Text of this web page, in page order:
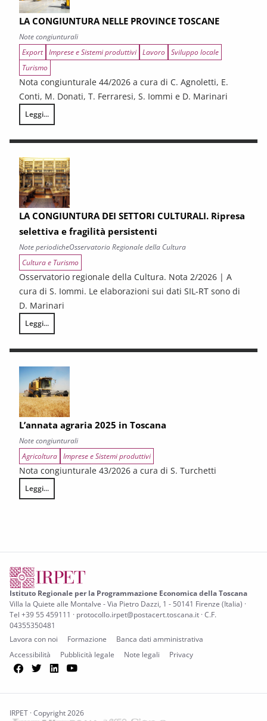
LA CONGIUNTURA NELLE PROVINCE TOSCANE
Note congiunturali
Export Imprese e Sistemi produttivi Lavoro Sviluppo locale
Turismo
Nota congiunturale 44/2026 a cura di C. Agnoletti, E.
Conti, M. Donati, T. Ferraresi, S. Iommi e D. Marinari
Leggi...
LA CONGIUNTURA NELLE PROVINCE TOSCANE
LA CONGIUNTURA DEI SETTORI CULTURALI. Ripresa
selettiva e fragilità persistenti
Note periodicheOsservatorio Regionale della Cultura
Cultura e Turismo
Osservatorio regionale della Cultura. Nota 2/2026 | A
cura di S. Iommi. Le elaborazioni sui dati SIL-RT sono di
D. Marinari
Leggi...
LA CONGIUNTURA DEI SETTORI CULTURALI. Ripresa selettiva e
L’annata agraria 2025 in Toscana
Note congiunturali
Agricoltura Imprese e Sistemi produttivi
Nota congiunturale 43/2026 a cura di S. Turchetti
Leggi...
L’annata agraria 2025 in Toscana
Istituto Regionale per la Programmazione Economica della Toscana
Villa la Quiete alle Montalve - Via Pietro Dazzi, 1 - 50141 Firenze (Italia) ·
Tel +39 55 459111 · protocollo.irpet@postacert.toscana.it · C.F.
04355350481
Lavora con noi
Formazione
Banca dati amministrativa
Accessibilità
Pubblicità legale Note legali Privacy
Facebook
TwitterLinkedIn
IRPET · Copyright 2026